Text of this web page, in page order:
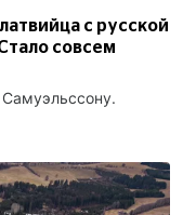
с русской
совсем